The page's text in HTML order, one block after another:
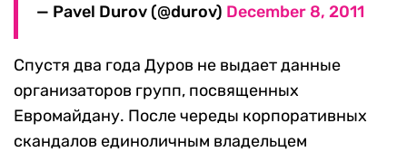
— Pavel Durov (@durov) December 8, 2011
Спустя два года Дуров не выдает данные
организаторов групп, посвященных
Евромайдану. После череды корпоративных
скандалов единоличным владельцем